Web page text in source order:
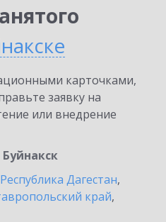
карточками,
заявку на
или внедрение
Буйнакск
Республика Дагестан,
край,